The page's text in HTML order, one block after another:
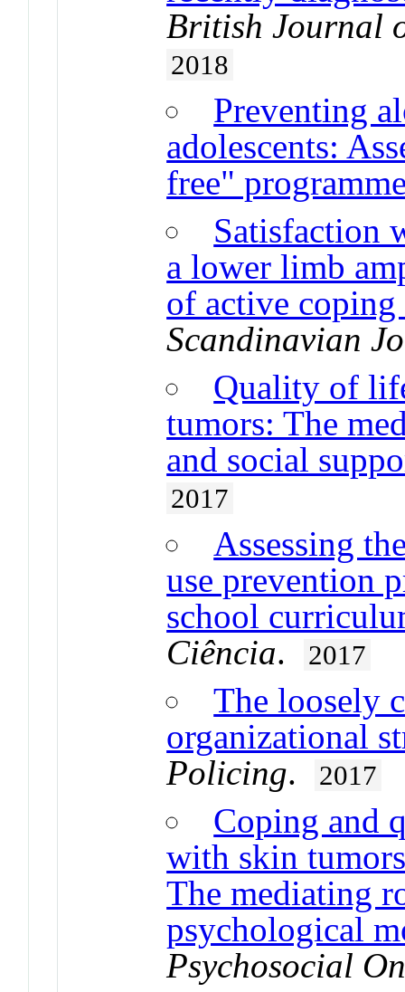
British Journal
2018
Preventing
adolescents:
free"
Satisfaction
a lower limb
of active coping
Scandinavian
Quality of
tumors: The
and social
2017
Assessing
use prevention
school
Ciência. 2017
The loosely
organizational
Policing. 2017
Coping and
with skin
The mediating
psychological
Psychosocial